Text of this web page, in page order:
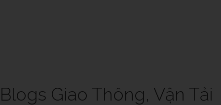
Blogs Giao Thông, Vận Tải